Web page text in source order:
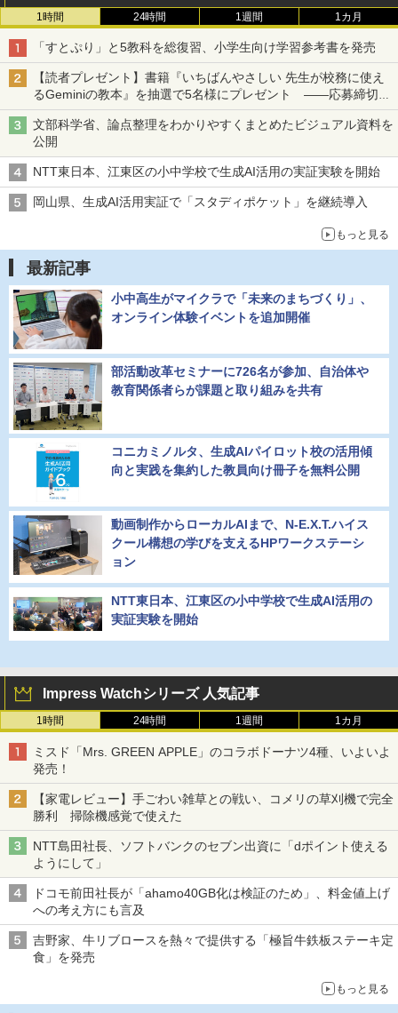
1時間 24時間 1週間 1カ月
「すとぷり」と5教科を総復習、小学生向け学習参考書を発売
【読者プレゼント】書籍『いちばんやさしい 先生が校務に使え
るGeminiの教本』を抽選で5名様にプレゼント ――応募締切は
2026年8月12日（水）まで
文部科学省、論点整理をわかりやすくまとめたビジュアル資料を
公開
NTT東日本、江東区の小中学校で生成AI活用の実証実験を開始
岡山県、生成AI活用実証で「スタディポケット」を継続導入
もっと見る
最新記事
小中高生がマイクラで「未来のまちづくり」、
オンライン体験イベントを追加開催
部活動改革セミナーに726名が参加、自治体や
教育関係者らが課題と取り組みを共有
コニカミノルタ、生成AIパイロット校の活用傾
向と実践を集約した教員向け冊子を無料公開
動画制作からローカルAIまで、N-E.X.T.ハイス
クール構想の学びを支えるHPワークステーシ
ョン
NTT東日本、江東区の小中学校で生成AI活用の
実証実験を開始
Impress Watchシリーズ 人気記事
1時間 24時間 1週間 1カ月
ミスド「Mrs. GREEN APPLE」のコラボドーナツ4種、いよいよ
発売！
【家電レビュー】手ごわい雑草との戦い、コメリの草刈機で完全
勝利 掃除機感覚で使えた
NTT島田社長、ソフトバンクのセブン出資に「dポイント使える
ようにして」
ドコモ前田社長が「ahamo40GB化は検証のため」、料金値上げ
への考え方にも言及
吉野家、牛リブロースを熱々で提供する「極旨牛鉄板ステーキ定
食」を発売
もっと見る